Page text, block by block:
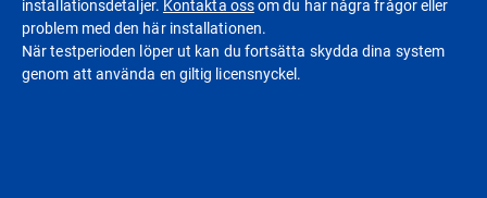
installationsdetaljer. Kontakta ossom du har några frågor eller
problem med den här installationen.
När testperioden löper ut kan du fortsätta skydda dina system
genom att använda en giltig licensnyckel.